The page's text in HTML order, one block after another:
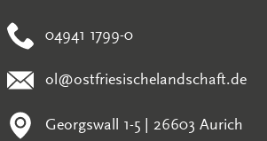
04941 1799-0
ol@ostfriesischelandschaft.de
Georgswall 1-5 | 26603 Aurich